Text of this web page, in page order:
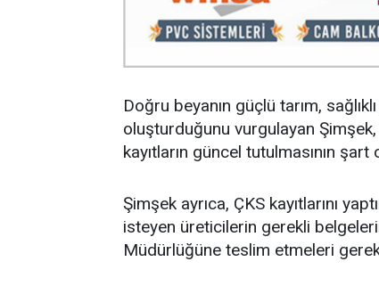
Doğru beyanın güçlü tarım,
oluşturduğunu vurgulayan Şimşek,
kayıtların güncel tutulmasının
Şimşek ayrıca, ÇKS kayıtlarını
isteyen üreticilerin gerekli
Müdürlüğüne teslim etmeleri